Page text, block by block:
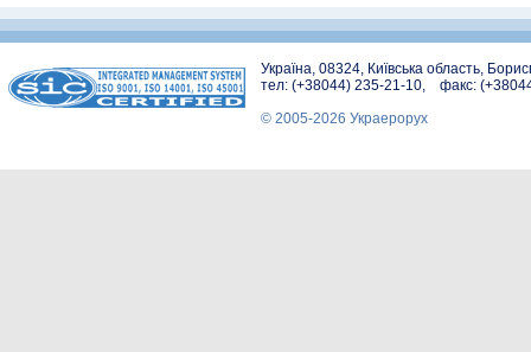
Україна, 08324, Київська область,
тел: (+38044) 235-21-10, факс:
© 2005-2026 Украерорух